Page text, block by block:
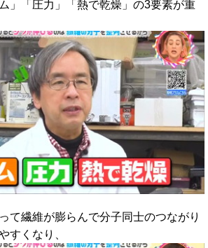
」「圧力」「熱で乾燥」の3要素が重
て繊維が膨らんで分子同士のつながり
すくなり、